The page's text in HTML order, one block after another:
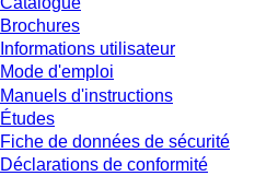
Brochures
Informations utilisateur
Mode d'emploi
Manuels d'instructions
Études
Fiche de données de sécurité
Déclarations de conformité